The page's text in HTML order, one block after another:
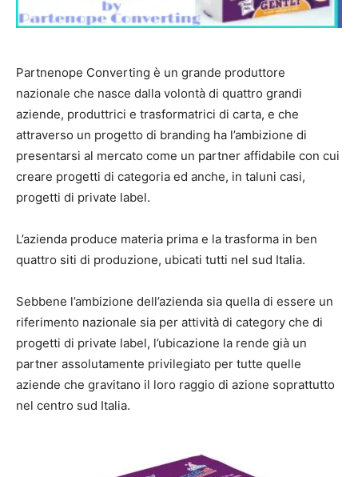
Partnenope Converting è un grande produttore
nazionale che nasce dalla volontà di quattro grandi
aziende, produttrici e trasformatrici di carta, e che
attraverso un progetto di branding ha l’ambizione di
presentarsi al mercato come un partner affidabile con cui
creare progetti di categoria ed anche, in taluni casi,
progetti di private label.
L’azienda produce materia prima e la trasforma in ben
quattro siti di produzione, ubicati tutti nel sud Italia.
Sebbene l’ambizione dell’azienda sia quella di essere un
riferimento nazionale sia per attività di category che di
progetti di private label, l’ubicazione la rende già un
partner assolutamente privilegiato per tutte quelle
aziende che gravitano il loro raggio di azione soprattutto
nel centro sud Italia.